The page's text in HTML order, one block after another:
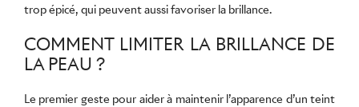
trop épicé, qui peuvent aussi favoriser la brillance.
COMMENT LIMITER LA BRILLANCE DE
LA PEAU ?
Le premier geste pour aider à maintenir l’apparence d’un teint